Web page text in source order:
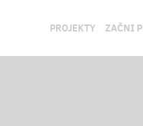
PROJEKTY ZAČNI